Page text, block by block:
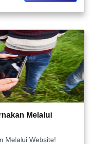
Melalui
Melalui Website!